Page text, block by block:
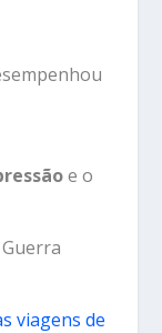
e o
viagens de